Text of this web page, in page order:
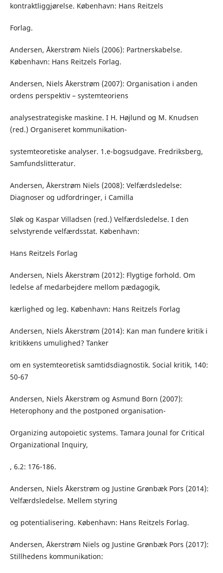
kontraktliggjørelse. København: Hans Reitzels
Forlag.
Andersen, Åkerstrøm Niels (2006): Partnerskabelse.
København: Hans Reitzels Forlag.
Andersen, Niels Åkerstrøm (2007): Organisation i anden
ordens perspektiv – systemteoriens
analysestrategiske maskine. I H. Højlund og M. Knudsen
(red.) Organiseret kommunikation-
systemteoretiske analyser. 1.e-bogsudgave. Fredriksberg,
Samfundslitteratur.
Andersen, Åkerstrøm Niels (2008): Velfærdsledelse:
Diagnoser og udfordringer, i Camilla
Sløk og Kaspar Villadsen (red.) Velfærdsledelse. I den
selvstyrende velfærdsstat. København:
Hans Reitzels Forlag
Andersen, Niels Åkerstrøm (2012): Flygtige forhold. Om
ledelse af medarbejdere mellom pædagogik,
kærlighed og leg. København: Hans Reitzels Forlag
Andersen, Niels Åkerstrøm (2014): Kan man fundere kritik i
kritikkens umulighed? Tanker
om en systemteoretisk samtidsdiagnostik. Social kritik, 140:
50-67
Andersen, Niels Åkerstrøm og Asmund Born (2007):
Heterophony and the postponed organisation-
Organizing autopoietic systems. Tamara Jounal for Critical
Organizational Inquiry,
, 6.2: 176-186.
Andersen, Niels Åkerstrøm og Justine Grønbæk Pors (2014):
Velfærdsledelse. Mellem styring
og potentialisering. København: Hans Reitzels Forlag.
Andersen, Åkerstrøm Niels og Justine Grønbæk Pors (2017):
Stillhedens kommunikation: